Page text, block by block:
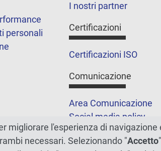
personali
I nostri partner
Certificazioni
Certificazioni ISO
Comunicazione
Area Comunicazione
Social media policy
Podcast
Merchandising e shop
migliorare l'esperienza di navigazione
necessari. Selezionando "Accetto